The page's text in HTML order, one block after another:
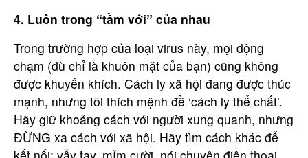
4. Luôn trong “tầm với” của nhau
Trong trường hợp của loại virus này, mọi động
chạm (dù chỉ là khuôn mặt của bạn) cũng không
được khuyến khích. Cách ly xã hội đang được thúc
mạnh, nhưng tôi thích mệnh đề ‘cách ly thể chất’.
Hãy giữ khoảng cách với người xung quanh, nhưng
ĐỪNG xa cách với xã hội. Hãy tìm cách khác để